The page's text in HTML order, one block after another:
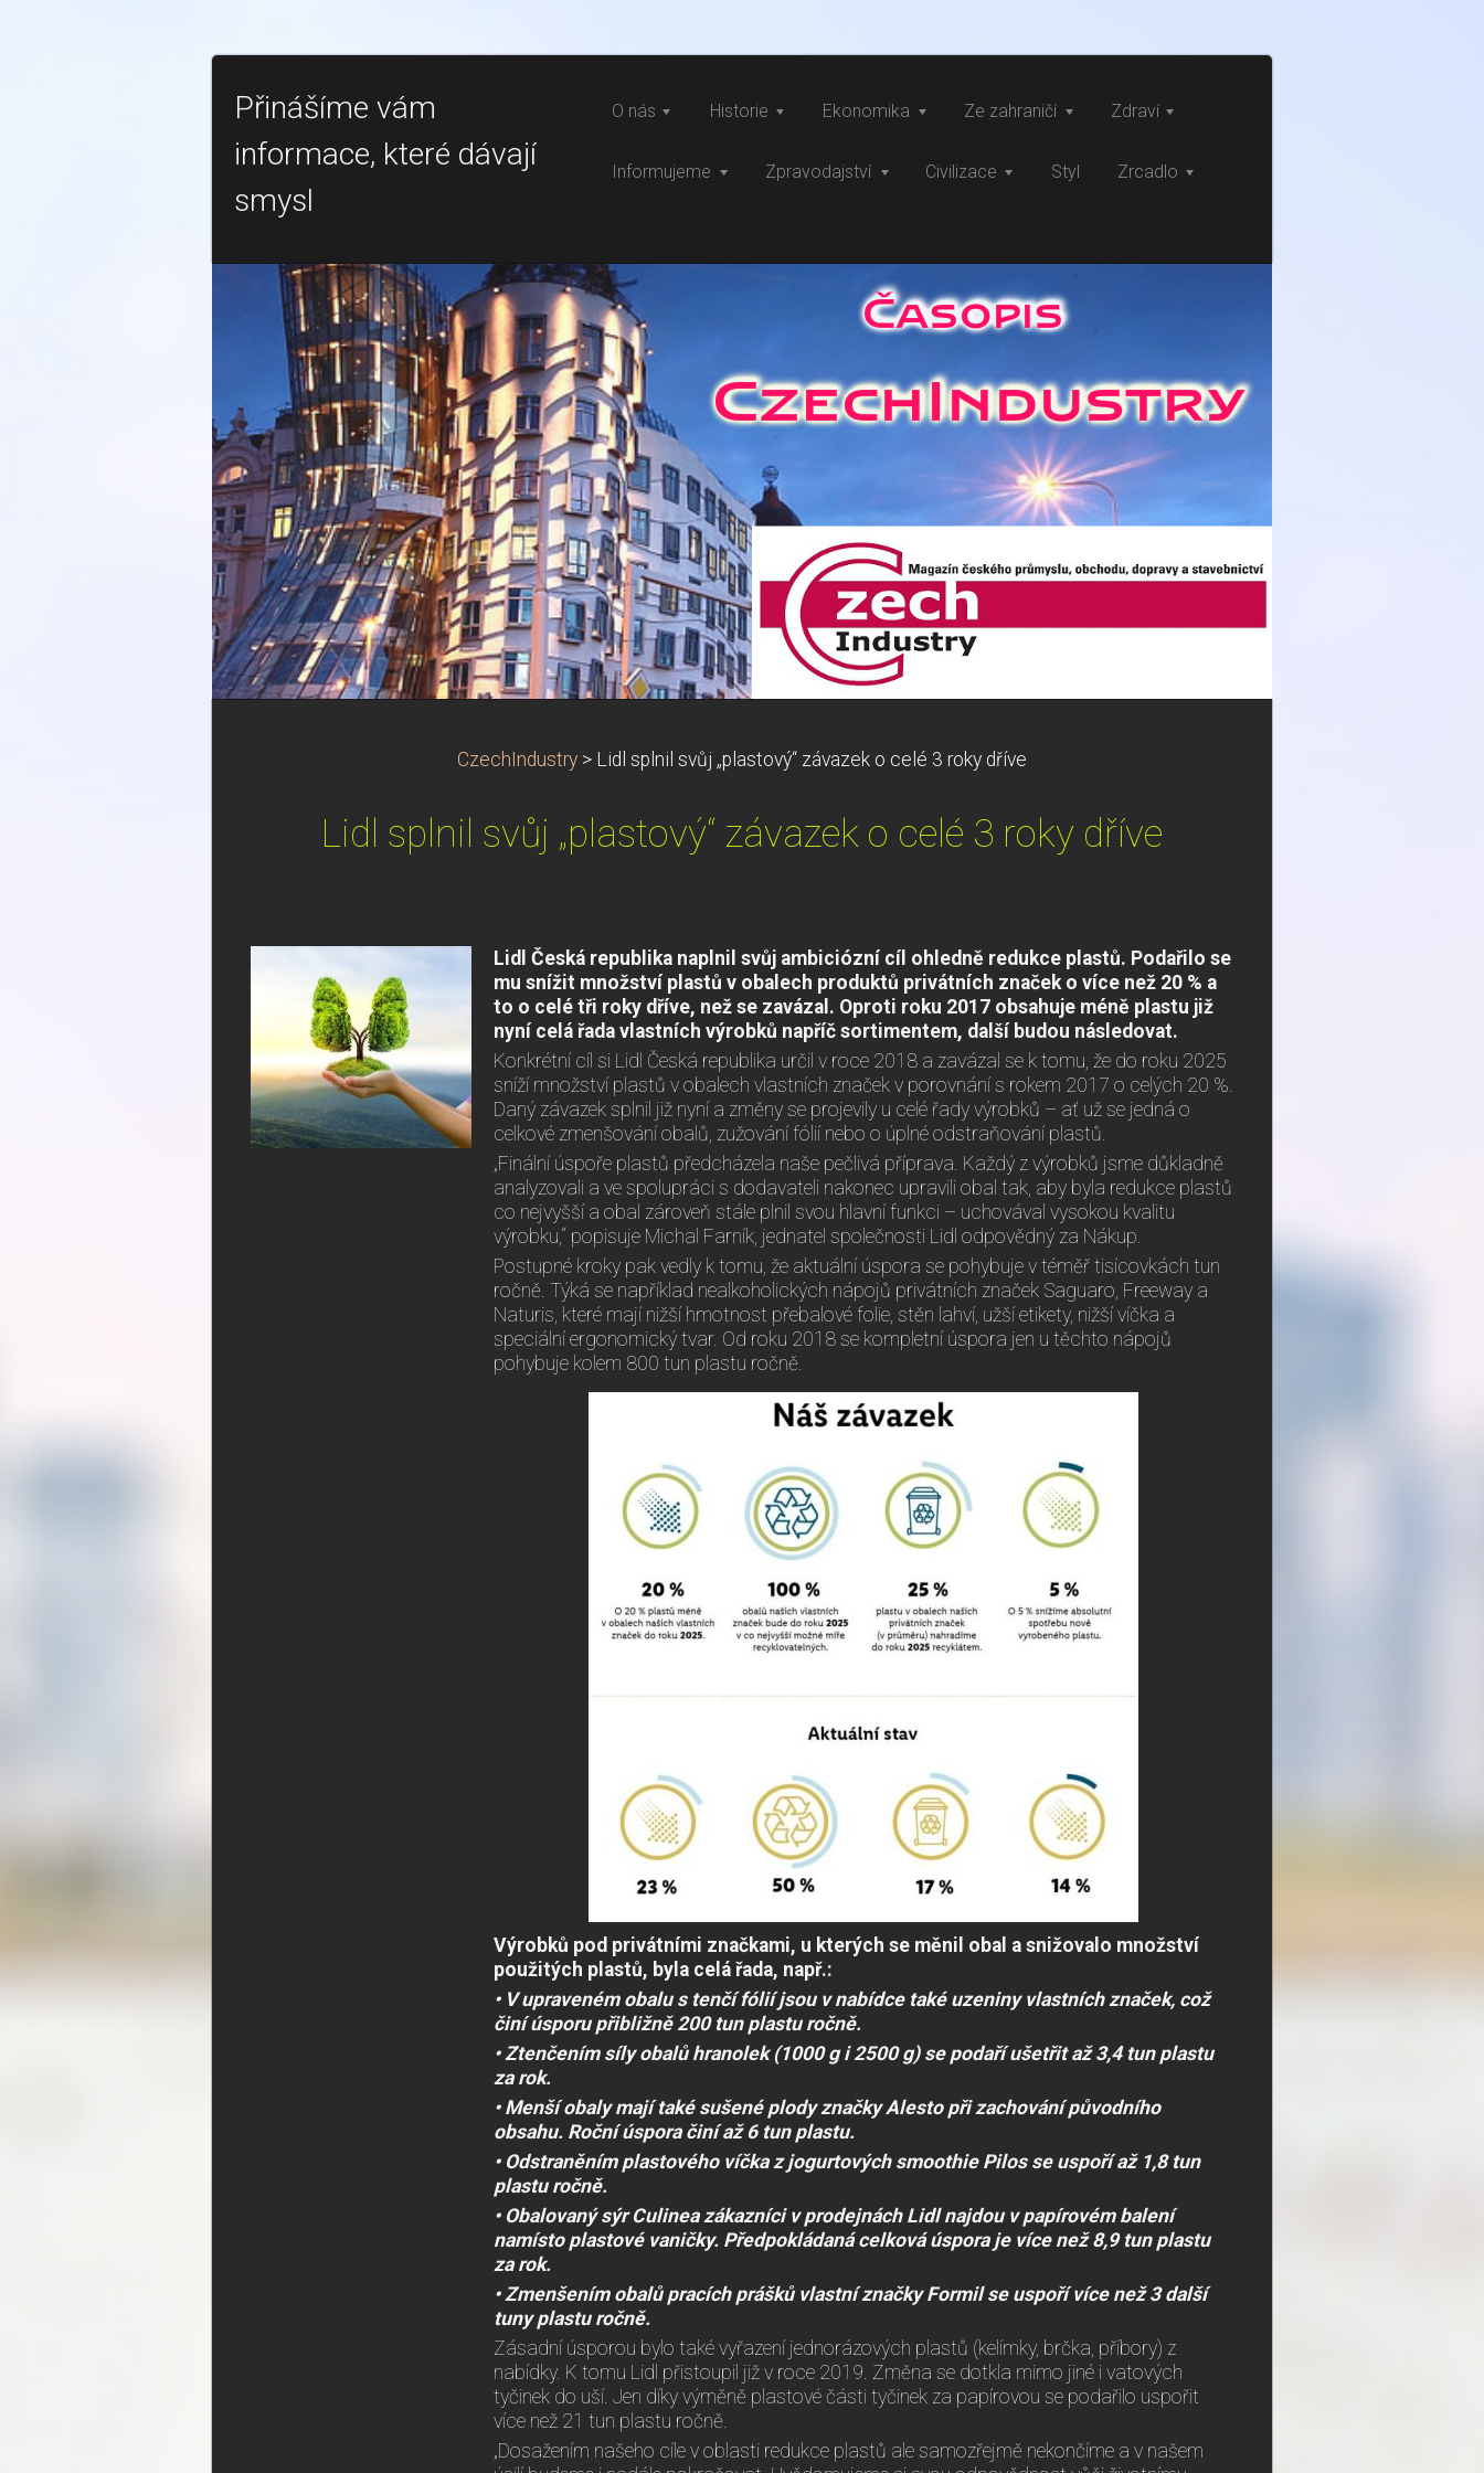
Přinášíme vám
informace, které dávají
smysl
O nás Historie Ekonomika Ze zahraničí Zdraví
Informujeme Zpravodajství Civilizace Styl Zrcadlo
CzechIndustry > Lidl splnil svůj „plastový“ závazek o celé 3 roky dříve
Lidl splnil svůj „plastový“ závazek o celé 3 roky dříve
Lidl Česká republika naplnil svůj ambiciózní cíl ohledně redukce plastů. Podařilo se
mu snížit množství plastů v obalech produktů privátních značek o více než 20 % a
to o celé tři roky dříve, než se zavázal. Oproti roku 2017 obsahuje méně plastu již
nyní celá řada vlastních výrobků napříč sortimentem, další budou následovat.
Konkrétní cíl si Lidl Česká republika určil v roce 2018 a zavázal se k tomu, že do roku 2025
sníží množství plastů v obalech vlastních značek v porovnání s rokem 2017 o celých 20 %.
Daný závazek splnil již nyní a změny se projevily u celé řady výrobků – ať už se jedná o
celkové zmenšování obalů, zužování fólií nebo o úplné odstraňování plastů.
„Finální úspoře plastů předcházela naše pečlivá příprava. Každý z výrobků jsme důkladně
analyzovali a ve spolupráci s dodavateli nakonec upravili obal tak, aby byla redukce plastů
co nejvyšší a obal zároveň stále plnil svou hlavní funkci – uchovával vysokou kvalitu
výrobku,“ popisuje Michal Farník, jednatel společnosti Lidl odpovědný za Nákup.
Postupné kroky pak vedly k tomu, že aktuální úspora se pohybuje v téměř tisícovkách tun
ročně. Týká se například nealkoholických nápojů privátních značek Saguaro, Freeway a
Naturis, které mají nižší hmotnost přebalové folie, stěn lahví, užší etikety, nižší víčka a
speciální ergonomický tvar. Od roku 2018 se kompletní úspora jen u těchto nápojů
pohybuje kolem 800 tun plastu ročně.
Výrobků pod privátními značkami, u kterých se měnil obal a snižovalo množství
použitých plastů, byla celá řada, např.:
• V upraveném obalu s tenčí fólií jsou v nabídce také uzeniny vlastních značek, což
činí úsporu přibližně 200 tun plastu ročně.
• Ztenčením síly obalů hranolek (1000 g i 2500 g) se podaří ušetřit až 3,4 tun plastu
za rok.
• Menší obaly mají také sušené plody značky Alesto při zachování původního
obsahu. Roční úspora činí až 6 tun plastu.
• Odstraněním plastového víčka z jogurtových smoothie Pilos se uspoří až 1,8 tun
plastu ročně.
• Obalovaný sýr Culinea zákazníci v prodejnách Lidl najdou v papírovém balení
namísto plastové vaničky. Předpokládaná celková úspora je více než 8,9 tun plastu
za rok.
• Zmenšením obalů pracích prášků vlastní značky Formil se uspoří více než 3 další
tuny plastu ročně.
Zásadní úsporou bylo také vyřazení jednorázových plastů (kelímky, brčka, příbory) z
nabídky. K tomu Lidl přistoupil již v roce 2019. Změna se dotkla mimo jiné i vatových
tyčinek do uší. Jen díky výměně plastové části tyčinek za papírovou se podařilo uspořit
více než 21 tun plastu ročně.
„Dosažením našeho cíle v oblasti redukce plastů ale samozřejmě nekončíme a v našem